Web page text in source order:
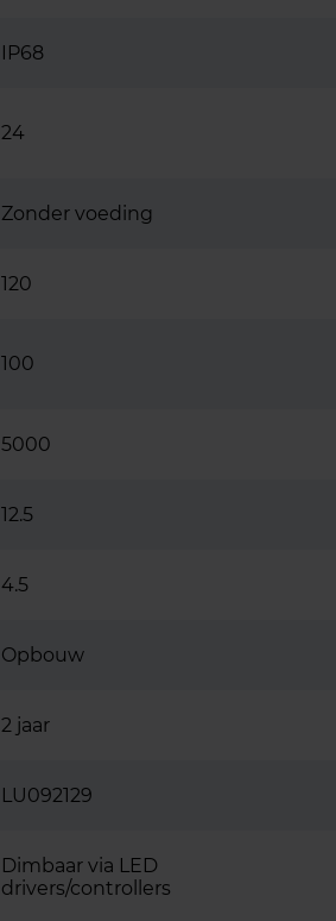
IP68
24
Zonder voeding
120
100
5000
12.5
4.5
Opbouw
2 jaar
LU092129
Dimbaar via LED
drivers/controllers